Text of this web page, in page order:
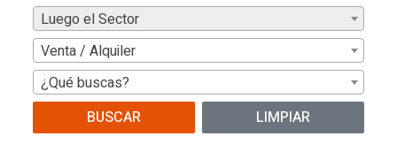
Luego el Sector
Venta / Alquiler
¿Qué buscas?
BUSCAR
LIMPIAR